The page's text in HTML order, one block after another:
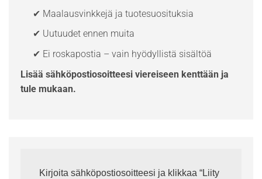
✔ Maalausvinkkejä ja tuotesuosituksia
✔ Uutuudet ennen muita
✔ Ei roskapostia – vain hyödyllistä sisältöä
Lisää sähköpostiosoitteesi viereiseen kenttään ja
tule mukaan.
Kirjoita sähköpostiosoitteesi ja klikkaa “Liity